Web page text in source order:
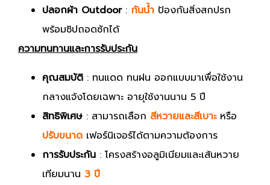
ปลอกผ้า Outdoor: กันน้ำ ป้องกันสิ่งสกปรก
พร้อมซิปถอดซักได้
ความทนทานและการรับประกัน
คุณสมบัติ : ทนแดด ทนฝน ออกแบบมาเพื่อใช้งาน
กลางแจ้งโดยเฉพาะ อายุใช้งานนาน 5 ปี
สิทธิพิเศษ : สามารถเลือก สีหวายและสีเบาะหรือ
ปรับขนาด เฟอร์นิเจอร์ได้ตามความต้องการ
การรับประกัน : โครงสร้างอลูมิเนียมและเส้นหวาย
เทียมนาน 3 ปี